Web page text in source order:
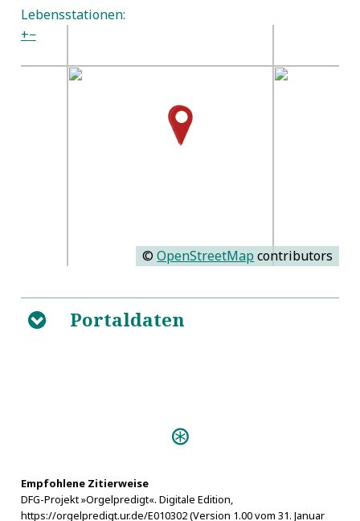
Lebensstationen:
+−
©OpenStreetMap contributors
B Portaldaten
Empfohlene Zitierweise
DFG-Projekt »Orgelpredigt«. Digitale Edition,
https://orgelpredigt.ur.de/E010302 (Version 1.00 vom 31. Januar